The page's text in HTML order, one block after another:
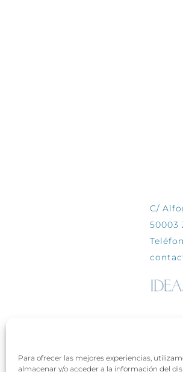
Para ofrecer las mejores experiencias,
almacenar y/o acceder a la información del
C/
50003